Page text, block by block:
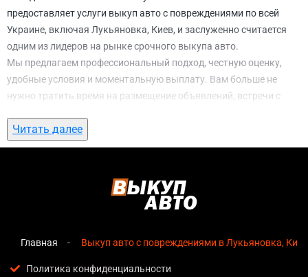
предоставляет услуги выкуп авто с повреждениями по всей
Украине, включая Лукьяновка, Киев, и заслуженно считается
одним из лидеров на рынке срочного выкупа авто.
Мы предлагаем профессиональный подход, честную оценку,
удобные условия и моментальную выплату. Вам больше не
нужно тратить время на размещение объявлений, встречи с
ожидание. С нами вы можете
Лукьяновка, Киеввсего за 1 день.
авто с повреждениями в Лукьяновка, Киев
озвучивается сразу после обращения, без скрытых
Прозрачные условия— все этапы сделки полностью
Читать далее
Главная Выкуп авто с повреждениями в Лукьяновка, Киев
Политика конфиденциальности